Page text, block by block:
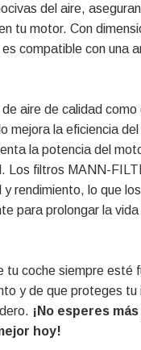
del aire,
tu motor. Con
compatible con una
de aire de calidad
mejora la eficiencia
la potencia del
Los filtros MANN-
y rendimiento, lo que
para prolongar la
tu coche siempre esté
y de que proteges tu
¡No esperes
hoy!